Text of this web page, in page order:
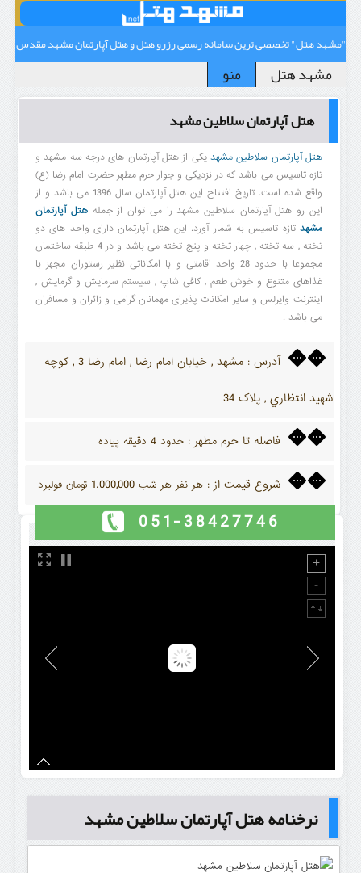
"مشهد هتل" تخصصی ترین سامانه رسمی رزرو هتل و هتل آپارتمان مشهد مقدس
مشهد هتل منو
هتل آپارتمان سلاطین مشهد
هتل آپارتمان سلاطین مشهد یکی از هتل آپارتمان های درجه سه مشهد و
تازه تاسیس می باشد که در نزدیکی و جوار حرم مطهر حضرت امام رضا (ع)
واقع شده است. تاریخ افتتاح این هتل آپارتمان سال 1396 می باشد و از
این رو هتل آپارتمان سلاطین مشهد را می توان از جملههتل آپارتمان
مشهد تازه تاسیس به شمار آورد. این هتل آپارتمان دارای واحد های دو
تخته , سه تخته , چهار تخته و پنج تخته می باشد و در 4 طبقه ساختمان
مجموعا با حدود 28 واحد اقامتی و با امکاناتی نظیر رستوران مجهز با
غذاهای متنوع و خوش طعم , کافی شاپ , سیستم سرمایش و گرمایش ,
اینترنت وایرلس و سایر امکانات پذیرای مهمانان گرامی و زائران و مسافران
می باشد .
آدرس : مشهد , خیابان امام رضا , امام رضا 3 , کوچه
شهيد انتظاري , پلاک 34
فاصله تا حرم مطهر : حدود 4 دقیقه پیاده
شروع قیمت از : هر نفر هر شب1.000,000 تومان فولبرد
051-38427746
نرخنامه هتل آپارتمان سلاطین مشهد